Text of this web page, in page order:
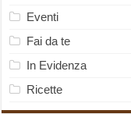
Eventi
Fai da te
In Evidenza
Ricette